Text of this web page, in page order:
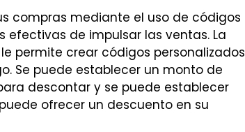
compras mediante el uso de códigos
de impulsar las ventas. La
permite crear códigos personalizados
Se puede establecer un monto de
descontar y se puede establecer
ofrecer un descuento en su